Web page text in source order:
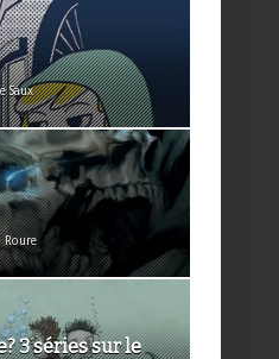
Saux
Roure
3 séries sur le